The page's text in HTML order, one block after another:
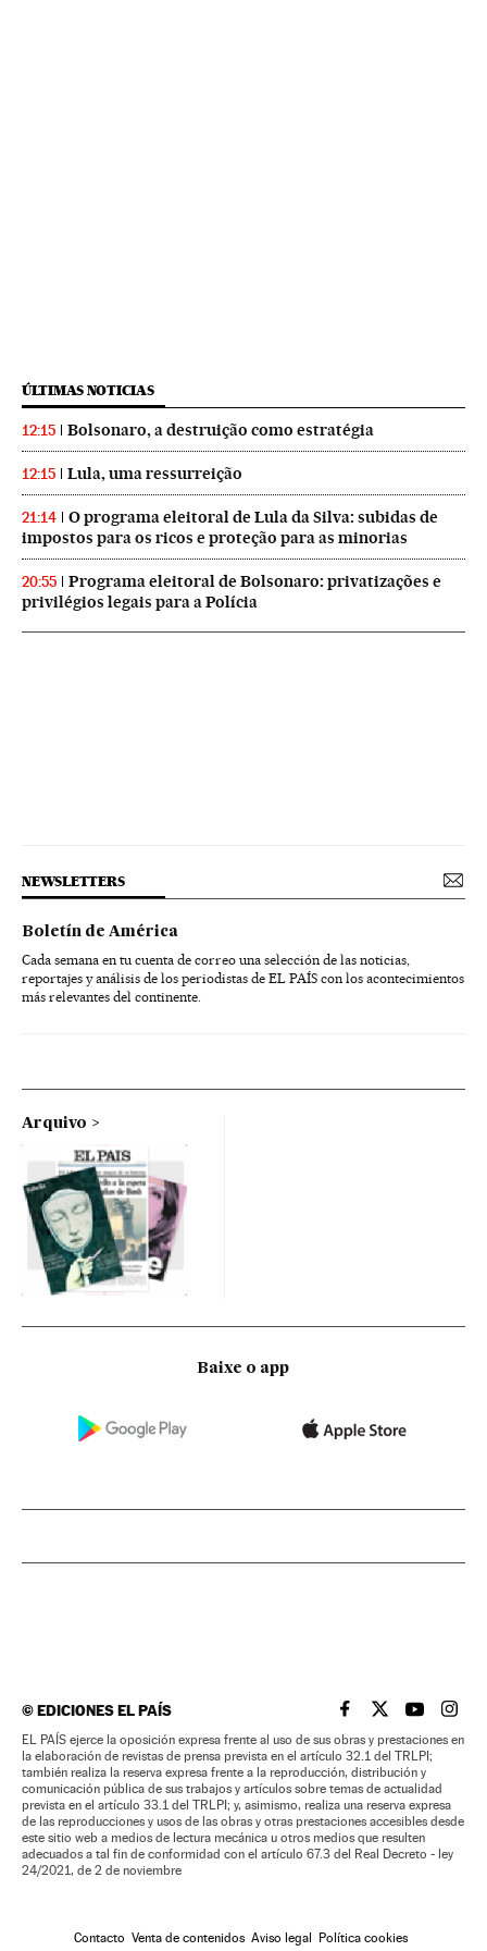
ÚLTIMAS NOTICIAS
12:15 Bolsonaro, a destruição como estratégia
12:15 Lula, uma ressurreição
21:14
O programa eleitoral de Lula da Silva: subidas de
impostos para os ricos e proteção para as minorias
20:55
Programa eleitoral de Bolsonaro: privatizações e
privilégios legais para a Polícia
NEWSLETTERS
Boletín de América
Cada semana en tu cuenta de correo una selección de las noticias,
reportajes y análisis de los periodistas de EL PAÍS con los acontecimientos
más relevantes del continente.
Arquivo
Baixe o app
©EDICIONES EL PAÍS EL PAÍS BRASIL EN
EL PAÍSEL PAÍS
EL
EL PAÍS ejerce la oposición expresa frente al uso de sus obras y prestaciones en
la elaboración de revistas de prensa prevista en el artículo 32.1 del TRLPI;
también realiza la reserva expresa frente a la reproducción, distribución y
comunicación pública de sus trabajos y artículos sobre temas de actualidad
prevista en el artículo 33.1 del TRLPI; y, asimismo, realiza una reserva expresa
de las reproducciones y usos de las obras y otras prestaciones accesibles desde
este sitio web a medios de lectura mecánica u otros medios que resulten
adecuados a tal fin de conformidad con el artículo 67.3 del Real Decreto - ley
24/2021, de 2 de noviembre
Contacto Venta de contenidos Aviso legal Política cookies